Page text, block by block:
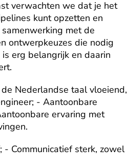
verwachten we dat je het
kunt opzetten en
met de
ontwerpkeuzes die nodig
erg belangrijk en daarin
Nederlandse taal vloeiend,
- Aantoonbare
ervaring met
Communicatief sterk, zowel